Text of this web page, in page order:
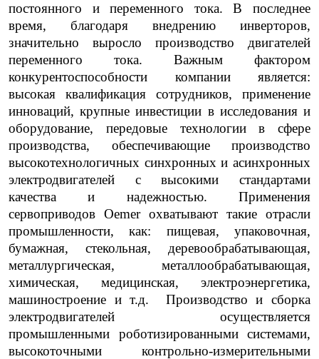
постоянного и переменного тока. В последнее
время, благодаря внедрению инверторов,
значительно выросло производство двигателей
переменного тока. Важным фактором
конкурентоспособности компании является:
высокая квалификация сотрудников, применение
инноваций, крупные инвестиции в исследования и
оборудование, передовые технологии в сфере
производства, обеспечивающие производство
высокотехнологичных синхронных и асинхронных
электродвигателей с высокими стандартами
качества и надежностью. Применения
сервоприводов Oemer охватывают такие отрасли
промышленности, как: пищевая, упаковочная,
бумажная, стекольная, деревообрабатывающая,
металлургическая, металлообрабатывающая,
химическая, медицинская, электроэнергетика,
машиностроение и т.д. Производство и сборка
электродвигателей осуществляется
промышленными роботизированными системами,
высокоточными контрольно-измерительными